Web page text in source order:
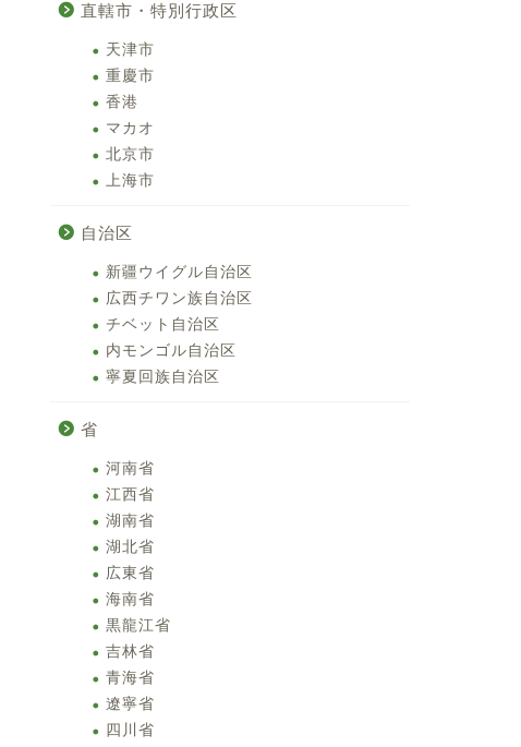
直轄市・特別行政区
天津市
重慶市
香港
マカオ
北京市
上海市
自治区
新疆ウイグル自治区
広西チワン族自治区
チベット自治区
内モンゴル自治区
寧夏回族自治区
省
河南省
江西省
湖南省
湖北省
広東省
海南省
黒龍江省
吉林省
青海省
遼寧省
四川省